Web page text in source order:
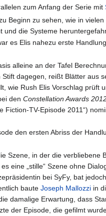
zum Anfang der Serie mit
Beginn zu sehen, wie in
und die Systeme
es Elis nahezu erste
alleine an der Tafel
dagegen, reißt Blätter aus
wie Rush Elis Vorschlag prüft
denConstellation Awards
Fiction-TV-Episode 2011“)
den ersten Abriss der
Szene, in der die
eine „stille“ Szene ohne
bei SyFy, bat
bauteJoseph Mallozzi in
damalige Erwartung, dass
der Episode, die gefilmt